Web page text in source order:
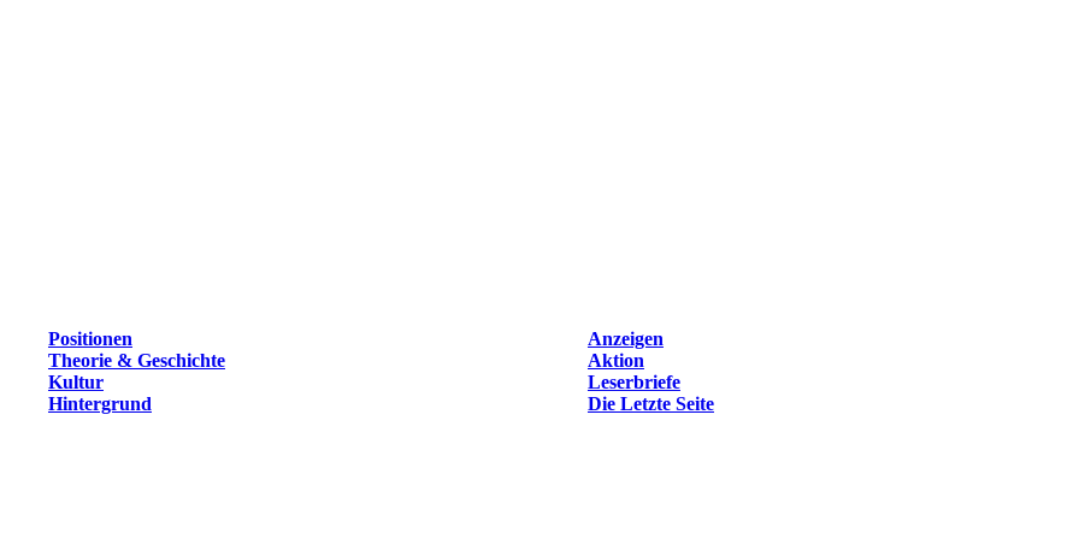
Positionen
Anzeigen
Theorie & Geschichte
Aktion
Kultur
Leserbriefe
Hintergrund Die Letzte Seite